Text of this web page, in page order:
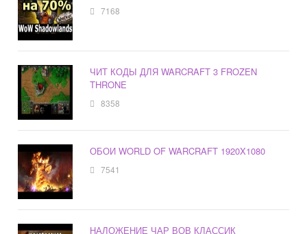
7168
ЧИТ КОДЫ ДЛЯ WARCRAFT 3 FROZEN
THRONE
8358
ОБОИ WORLD OF WARCRAFT 1920X1080
7541
НАЛОЖЕНИЕ ЧАР ВОВ КЛАССИК